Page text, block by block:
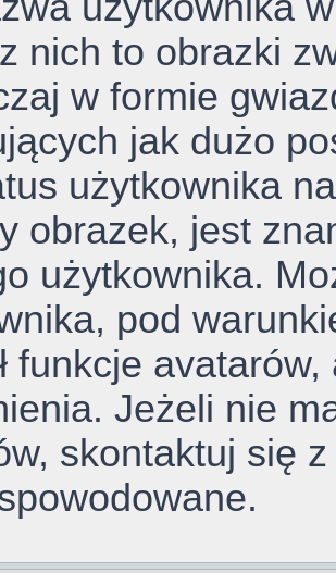
nich to obrazki
w formie
jak dużo
użytkownika
obrazek, jest
użytkownika.
pod
funkcje
Jeżeli nie
skontaktuj się